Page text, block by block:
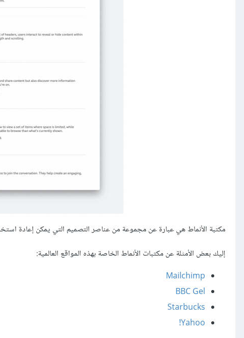
مكتبة الأنماط هي عبارة عن مجموعة من عناصر التصميم التي يمكن إعادة
إليك بعض الأمثلة عن مكتبات الأنماط الخاصة بهذه المواقع العالمية:
Mailchimp
BBC Gel
Starbucks
Yahoo!